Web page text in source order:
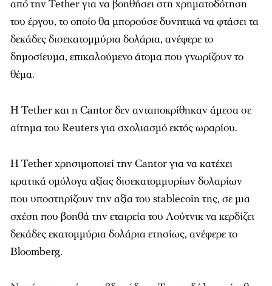
από την Tether για να βοηθήσει στη χρηματοδότηση
του έργου, το οποίο θα μπορούσε δυνητικά να φτάσει τα
δεκάδες δισεκατομμύρια δολάρια, ανέφερε το
δημοσίευμα, επικαλούμενο άτομα που γνωρίζουν το
θέμα.
Η Tether και η Cantor δεν ανταποκρίθηκαν άμεσα σε
αίτημα του Reuters για σχολιασμό εκτός ωραρίου.
Η Tether χρησιμοποιεί την Cantor για να κατέχει
κρατικά ομόλογα αξίας δισεκατομμυρίων δολαρίων
που υποστηρίζουν την αξία του stablecoin της, σε μια
σχέση που βοηθά την εταιρεία του Λούτνικ να κερδίζει
δεκάδες εκατομμύρια δολάρια ετησίως, ανέφερε το
Bloomberg.